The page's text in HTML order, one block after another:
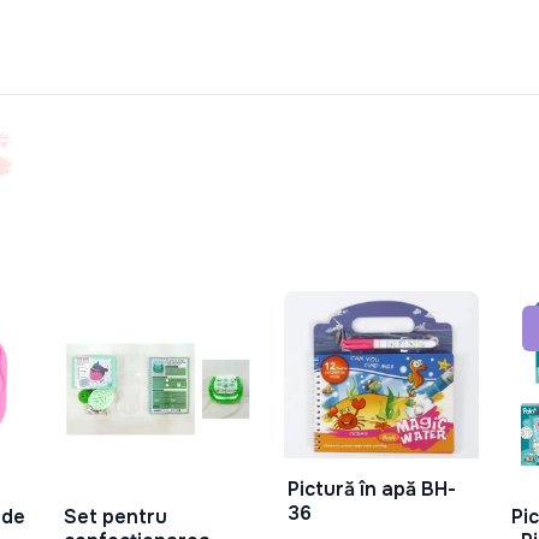
În Coș
Set pentru
În Coș
Pictură în apă BH-
36